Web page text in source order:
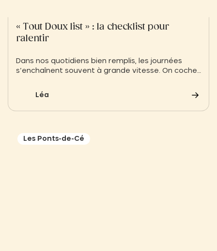
« Tout Doux list » : la checklist pour
ralentir
Dans nos quotidiens bien remplis, les journées
s’enchaînent souvent à grande vitesse. On coche
remplit des listes. La fameuse To-Do List est
structure… mais elle nous entraîne aussi parfois
Léa
Les Ponts-de-Cé